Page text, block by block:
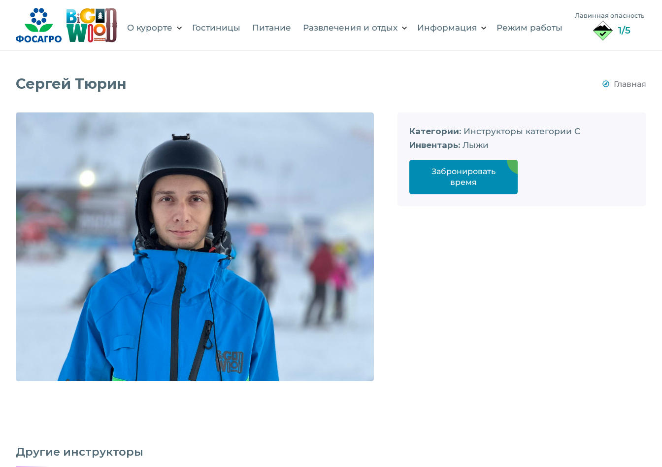
О курорте Гостиницы Питание Развлечения и отдых Информация Режим работы
Лавинная опасность
1/5
Сергей Тюрин Главная
Категории: Инструкторы категории C
Инвентарь:Лыжи
Забронировать
время
Другие инструкторы